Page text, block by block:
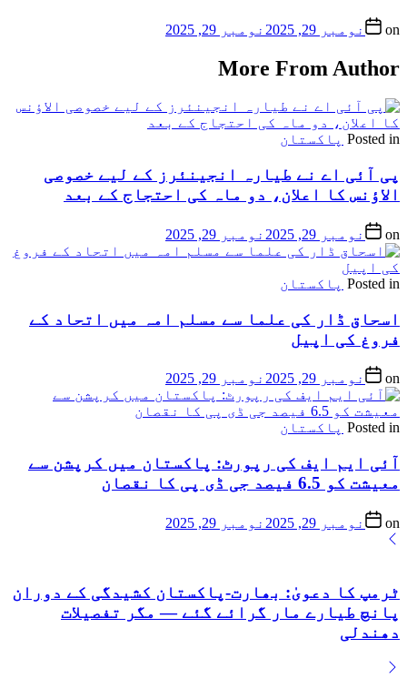
on نومبر 29, 2025 نومبر 29, 2025
More From Author
Posted in پاکستان
پی آئی اے نے طیارہ انجینئرز کے لیے خصوصی
الاؤنس کا اعلان، دو ماہ کی احتجاج کے بعد
on نومبر 29, 2025 نومبر 29, 2025
Posted in پاکستان
اسحاق ڈار کی علما سے مسلم امہ میں اتحاد کے
فروغ کی اپیل
on نومبر 29, 2025 نومبر 29, 2025
Posted in پاکستان
آئی ایم ایف کی رپورٹ: پاکستان میں کرپشن سے
معیشت کو 6.5 فیصد جی ڈی پی کا نقصان
on نومبر 29, 2025 نومبر 29, 2025
ٹرمپ کا دعویٰ: بھارت-پاکستان کشیدگی کے دوران
پانچ طیارے مار گرائے گئے — مگر تفصیلات
دھندلی